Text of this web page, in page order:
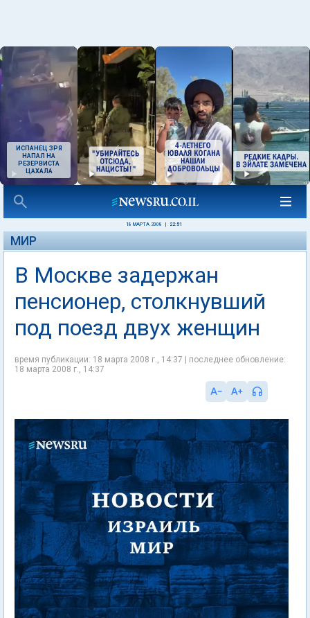
ИСПАНЕЦ ЗРЯ
НАПАЛ НА
РЕЗЕРВИСТА
ЦАХАЛА
18 МАРТА 2008 22:51
МИР
В Москве задержан
пенсионер, столкнувший
под поезд двух женщин
время публикации: 18 марта 2008 г., 14:37 | последнее обновление:
18 марта 2008 г., 14:37